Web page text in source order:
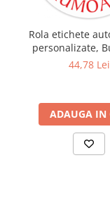
Rola etichete
personalizate,
primavara44,78 Lei
ADAUGA IN